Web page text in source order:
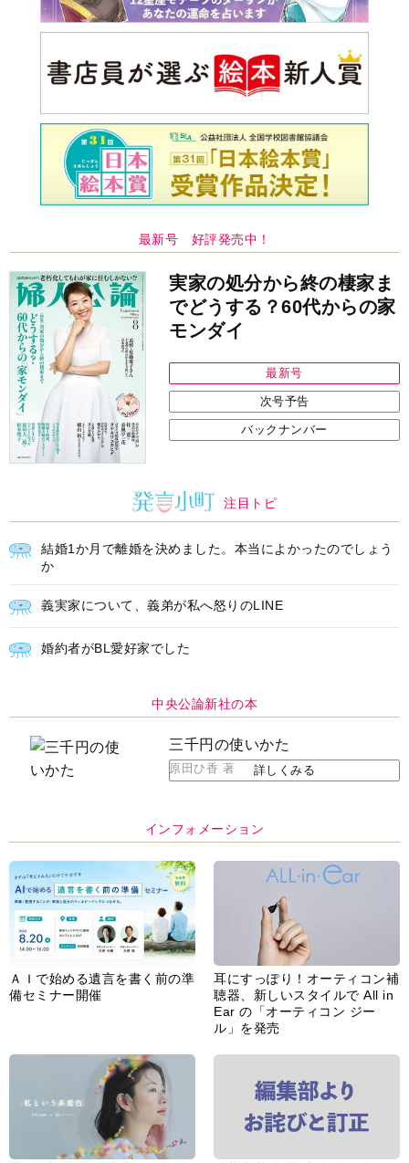
最新号 好評発売中！
実家の処分から終の棲家ま
でどうする？60代からの家
モンダイ
最新号
次号予告
バックナンバー
注目トピ
結婚1か月で離婚を決めました。本当によかったのでしょう
か
義実家について、義弟が私へ怒りのLINE
婚約者がBL愛好家でした
中央公論新社の本
三千円の使いかた
原田ひ香 著 詳しくみる
インフォメーション
ＡＩで始める遺言を書く前の準
備セミナー開催
耳にすっぽり！オーティコン補
聴器、新しいスタイルで All in
Ear の「オーティコン ジー
ル」を発売